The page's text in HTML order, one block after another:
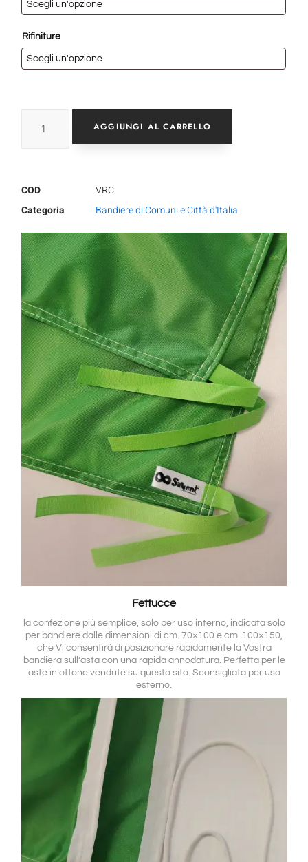
Rifiniture
AGGIUNGI AL CARRELLO
COD
VRC
Categoria
Bandiere di Comuni e Città d'Italia
Fettucce
la confezione più semplice, solo per uso interno, indicata solo
per bandiere dalle dimensioni di cm. 70×100 e cm. 100×150,
che Vi consentirà di posizionare rapidamente la Vostra
bandiera sull’asta con una rapida annodatura. Perfetta per le
aste in ottone vendute su questo sito. Sconsigliata per uso
esterno.